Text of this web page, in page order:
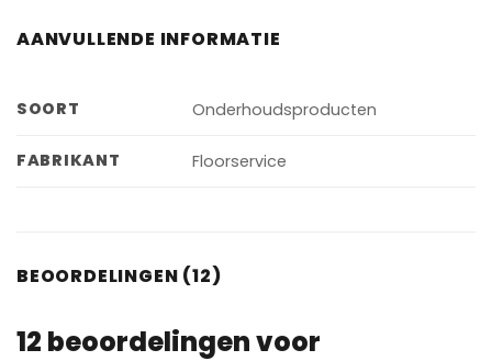
AANVULLENDE INFORMATIE
SOORT Onderhoudsproducten
FABRIKANT Floorservice
BEOORDELINGEN (12)
12 beoordelingen voor